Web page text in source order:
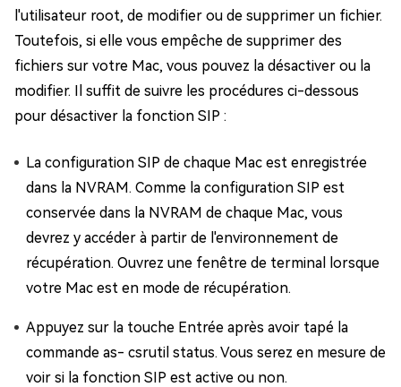
l'utilisateur root, de modifier ou de supprimer un fichier.
Toutefois, si elle vous empêche de supprimer des
fichiers sur votre Mac, vous pouvez la désactiver ou la
modifier. Il suffit de suivre les procédures ci-dessous
pour désactiver la fonction SIP :
La configuration SIP de chaque Mac est enregistrée
dans la NVRAM. Comme la configuration SIP est
conservée dans la NVRAM de chaque Mac, vous
devrez y accéder à partir de l'environnement de
récupération. Ouvrez une fenêtre de terminal lorsque
votre Mac est en mode de récupération.
Appuyez sur la touche Entrée après avoir tapé la
commande as- csrutil status. Vous serez en mesure de
voir si la fonction SIP est active ou non.